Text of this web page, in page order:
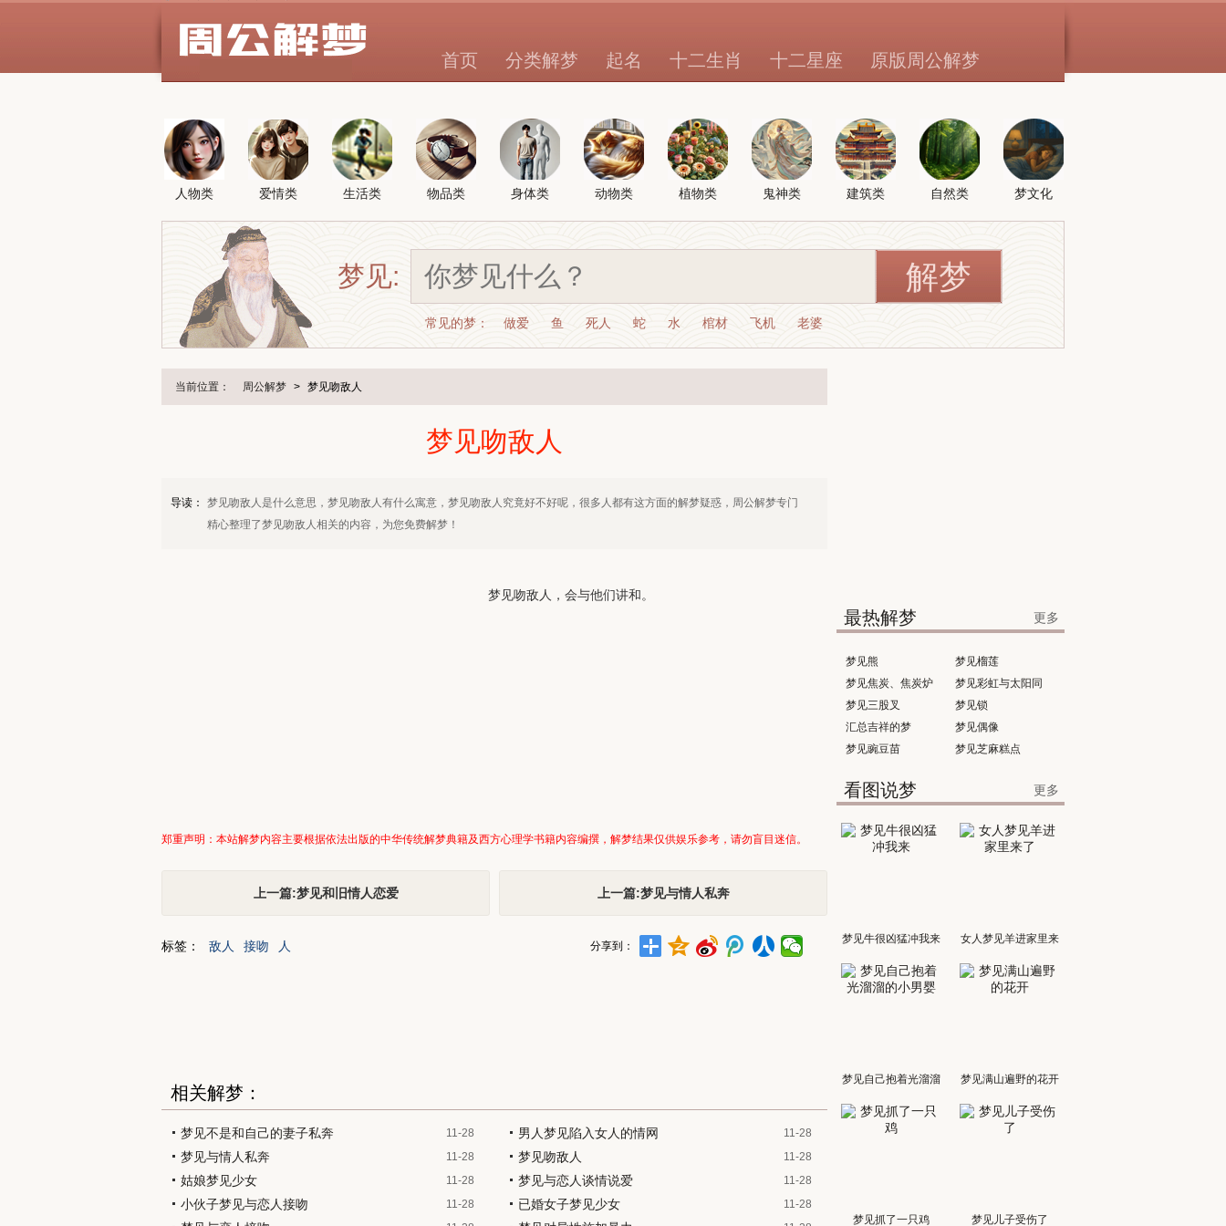
首页 分类解梦 起名 十二生肖 十二星座 原版周公解梦
人物类 爱情类 生活类 物品类 身体类 动物类 植物类 鬼神类 建筑类 自然类 梦文化
梦见:
常见的梦： 做爱 鱼 死人 蛇 水 棺材 飞机 老婆
当前位置： 周公解梦 > 梦见吻敌人
梦见吻敌人
导读：
梦见吻敌人是什么意思，梦见吻敌人有什么寓意，梦见吻敌人究竟好不好呢，很多人都有这方面的解梦疑惑，周公解梦专门
精心整理了梦见吻敌人相关的内容，为您免费解梦！
梦见吻敌人，会与他们讲和。
郑重声明：本站解梦内容主要根据依法出版的中华传统解梦典籍及西方心理学书籍内容编撰，解梦结果仅供娱乐参考，请勿盲目迷信。
上一篇:梦见和旧情人恋爱 上一篇:梦见与情人私奔
标签： 敌人 接吻 人 分享到：
相关解梦：
梦见不是和自己的妻子私奔 11-28 男人梦见陷入女人的情网 11-28
梦见与情人私奔 11-28 梦见吻敌人 11-28
姑娘梦见少女 11-28 梦见与恋人谈情说爱 11-28
小伙子梦见与恋人接吻 11-28 已婚女子梦见少女 11-28
最热解梦 更多
梦见熊
梦见榴莲
梦见焦炭、焦炭炉
梦见彩虹与太阳同
时出现
梦见三股叉
梦见锁
汇总吉祥的梦
梦见偶像
梦见豌豆苗
梦见芝麻糕点
看图说梦 更多
梦见牛很凶猛冲我来 女人梦见羊进家里来
了
梦见自己抱着光溜溜
的小男婴
梦见满山遍野的花开
梦见抓了一只鸡 梦见儿子受伤了